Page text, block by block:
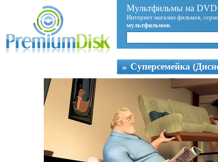
Мультфильмы на
Интернет магазин фильмов,
мультфильмов.
Суперсемейка